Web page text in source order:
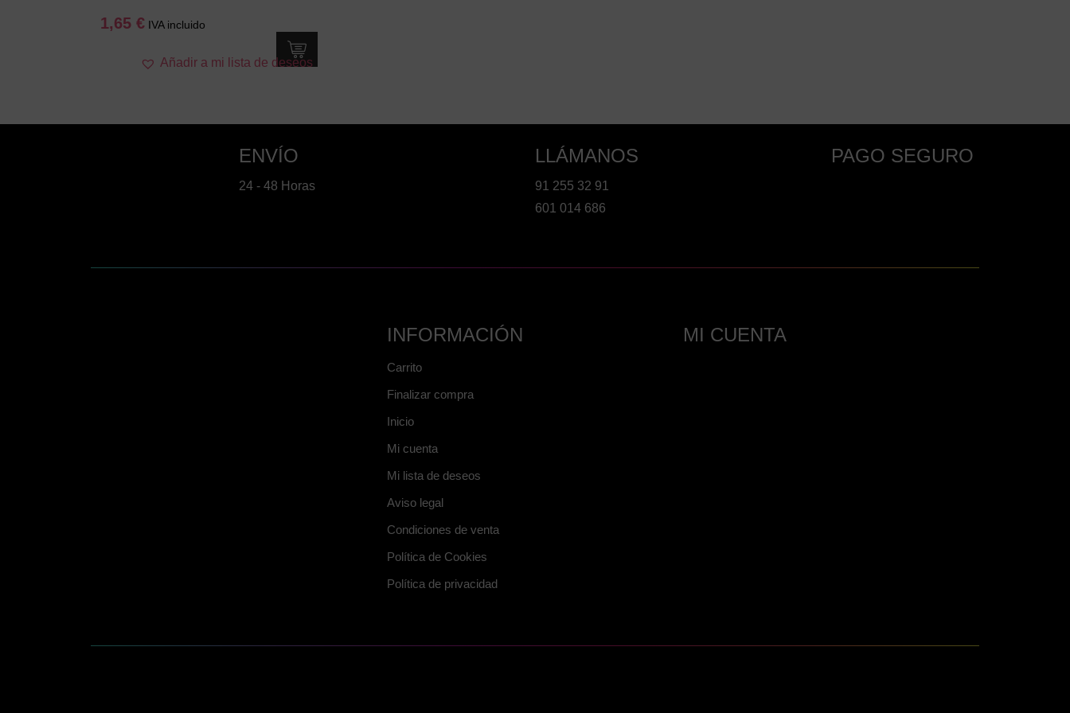
1,65 € IVA incluido
Añadir a mi lista de deseos
ENVÍO
24 - 48 Horas
LLÁMANOS
91 255 32 91
601 014 686
PAGO SEGURO
INFORMACIÓN
Carrito
Finalizar compra
Inicio
Mi cuenta
Mi lista de deseos
Aviso legal
Condiciones de venta
Política de Cookies
Política de privacidad
MI CUENTA